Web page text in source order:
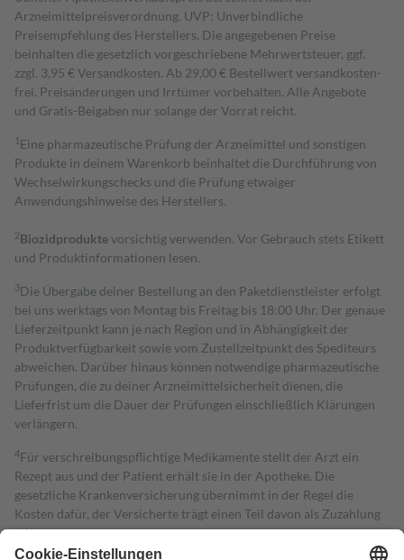
Arzneimittelpreisverordnung. UVP: Unverbindliche
Preisempfehlung des Herstellers. Die angegebenen Preise
beinhalten die gesetzlich vorgeschriebene Mehrwertsteuer, ggf.
zzgl. 3,95 € Versandkosten. Ab 29,00 € Bestell­wert versand­kosten­
frei. Preisänderungen und Irrtümer vorbehalten. Alle Angebote
und Gratis-Beigaben nur solange der Vorrat reicht.
1 Eine pharmazeutische Prüfung der Arzneimittel und sonstigen
Produkte in deinem Warenkorb beinhaltet die Durchführung von
Wechselwirkungschecks und die Prüfung etwaiger
Anwendungshinweise des Herstellers.
2Biozidproduktevorsichtig verwenden. Vor Gebrauch stets Etikett
und Produktinformationen lesen.
3Die Übergabe deiner Bestellung an den Paketdienstleister erfolgt
bei uns werktags von Montag bis Freitag bis 18:00 Uhr. Der genaue
Lieferzeitpunkt kann je nach Region und in Abhängigkeit der
Produktverfügbarkeit sowie vom Zustellzeitpunkt des Spediteurs
abweichen. Darüber hinaus können notwendige pharmazeutische
Prüfungen, die zu deiner Arzneimittelsicherheit dienen, die
Lieferfrist um die Dauer der Prüfungen einschließlich Klärungen
verlängern.
4Für verschreibungspflichtige Medikamente stellt der Arzt ein
Rezept aus und der Patient erhält sie in der Apotheke. Die
gesetzliche Krankenversicherung übernimmt in der Regel die
Kosten dafür, der Versicherte trägt einen Teil davon als Zuzahlung
mit.
Grundsätzlich leisten Mitglieder Zuzahlungen in Höhe von zehn